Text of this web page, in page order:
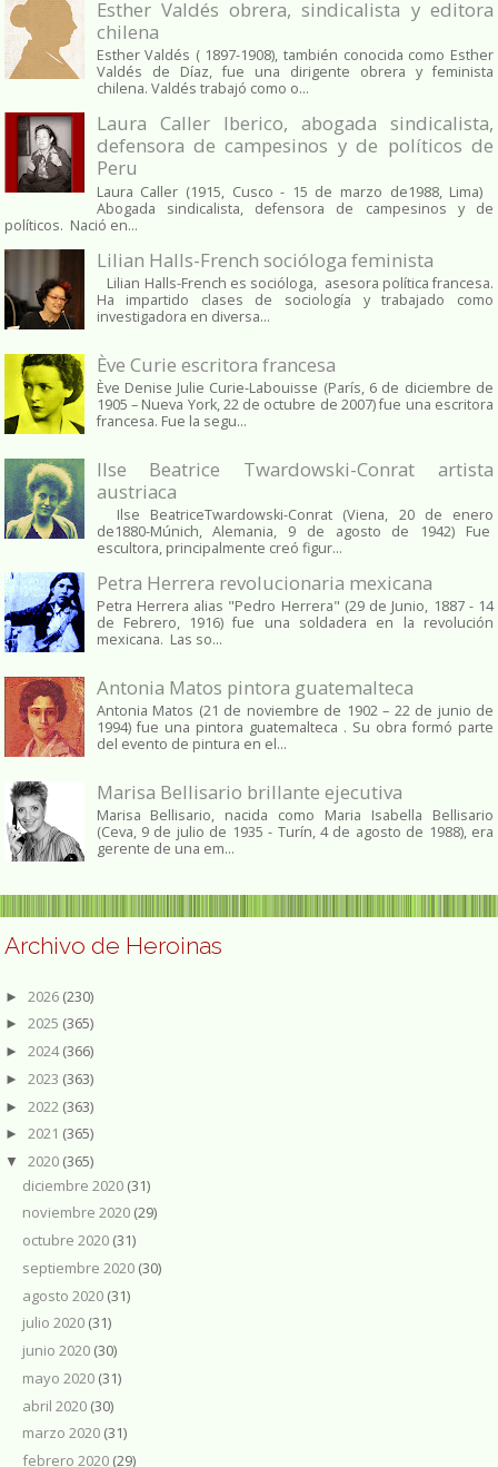
Esther Valdés obrera, sindicalista y editora
chilena
Esther Valdés ( 1897-1908), también conocida como Esther
Valdés de Díaz, fue una dirigente obrera y feminista
chilena. Valdés trabajó como o...
Laura Caller Iberico, abogada sindicalista,
defensora de campesinos y de políticos de
Peru
Laura Caller (1915, Cusco - 15 de marzo de1988, Lima)
Abogada sindicalista, defensora de campesinos y de
políticos. Nació en...
Lilian Halls-French socióloga feminista
Lilian Halls-French es socióloga, asesora política francesa.
Ha impartido clases de sociología y trabajado como
investigadora en diversa...
Ève Curie escritora francesa
Ève Denise Julie Curie-Labouisse (París, 6 de diciembre de
1905 – Nueva York, 22 de octubre de 2007) fue una escritora
francesa. Fue la segu...
Ilse Beatrice Twardowski-Conrat artista
austriaca
Ilse BeatriceTwardowski-Conrat (Viena, 20 de enero
de1880-Múnich, Alemania, 9 de agosto de 1942) Fue
escultora, principalmente creó figur...
Petra Herrera revolucionaria mexicana
Petra Herrera alias "Pedro Herrera" (29 de Junio, 1887 - 14
de Febrero, 1916) fue una soldadera en la revolución
mexicana. Las so...
Antonia Matos pintora guatemalteca
Antonia Matos (21 de noviembre de 1902 – 22 de junio de
1994) fue una pintora guatemalteca . Su obra formó parte
del evento de pintura en el...
Marisa Bellisario brillante ejecutiva
Marisa Bellisario, nacida como Maria Isabella Bellisario
(Ceva, 9 de julio de 1935 - Turín, 4 de agosto de 1988), era
gerente de una em...
Archivo de Heroinas
► 2026 (230)
► 2025 (365)
► 2024(366)
► 2023 (363)
► 2022 (363)
► 2021 (365)
▼ 2020 (365)
diciembre 2020 (31)
noviembre 2020 (29)
octubre 2020 (31)
septiembre 2020 (30)
agosto 2020 (31)
julio 2020 (31)
junio 2020 (30)
mayo 2020 (31)
abril 2020 (30)
marzo 2020 (31)
febrero 2020 (29)